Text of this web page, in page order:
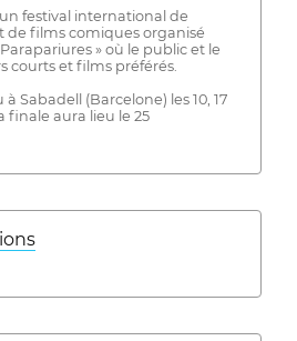
festival international de
de films comiques organisé
» où le public et le
courts et films préférés.
Sabadell (Barcelone) les 10, 17
finale aura lieu le 25